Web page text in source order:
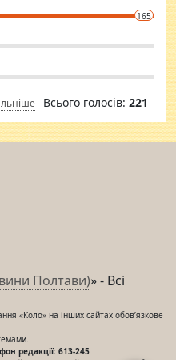
and regularly go to the health165
Всього голосів: 221
Полтави)» - Всі
«Коло» на інших сайтах обов’язкове
редакції: 613-245